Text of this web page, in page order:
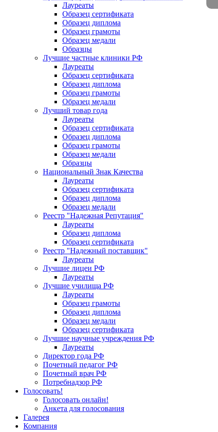
Лауреаты
Образец сертификата
Образец диплома
Образец грамоты
Образец медали
Образцы
Лучшие частные клиники РФ
Лауреаты
Образец сертификата
Образец диплома
Образец грамоты
Образец медали
Лучший товар года
Лауреаты
Образец сертификата
Образец диплома
Образец грамоты
Образец медали
Образцы
Национальный Знак Качества
Лауреаты
Образец сертификата
Образец диплома
Образец медали
Реестр "Надежная Репутация"
Лауреаты
Образец диплома
Образец сертификата
Реестр "Надежный поставщик"
Лауреаты
Лучшие лицеи РФ
Лауреаты
Лучшие училища РФ
Лауреаты
Образец грамоты
Образец диплома
Образец медали
Образец сертификата
Лучшие научные учреждения РФ
Лауреаты
Директор года РФ
Почетный педагог РФ
Почетный врач РФ
Потребнадзор РФ
Голосовать!
Голосовать онлайн!
Анкета для голосования
Галерея
Компания